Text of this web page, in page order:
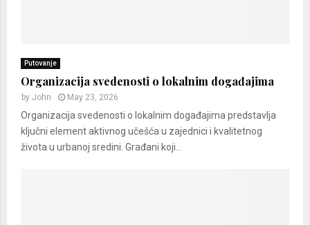
Putovanje
Organizacija svedenosti o lokalnim događajima
by John May 23, 2026
Organizacija svedenosti o lokalnim događajima predstavlja
ključni element aktivnog učešća u zajednici i kvalitetnog
života u urbanoj sredini. Građani koji...